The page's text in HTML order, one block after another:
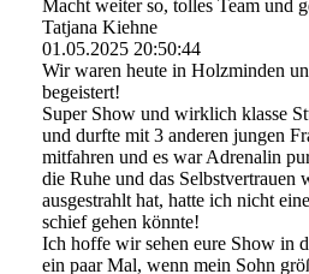
Macht weiter so, tolles Team und
Tatjana Kiehne
01.05.2025 20:50:44
Wir waren heute in Holzminden
begeistert!
Super Show und wirklich klasse
und durfte mit 3 anderen jungen
mitfahren und es war Adrenalin
die Ruhe und das Selbstvertrauen
ausgestrahlt hat, hatte ich nicht
schief gehen könnte!
Ich hoffe wir sehen eure Show in
ein paar Mal, wenn mein Sohn